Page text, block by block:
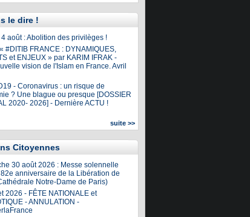
le dire !
4 août : Abolition des privilèges !
#DITIB FRANCE : DYNAMIQUES,
et ENJEUX » par KARIM IFRAK -
vision de l'Islam en France. Avril
- Coronavirus : un risque de
? Une blague ou presque [DOSSIER
2020- 2026] - Dernière ACTU !
suite >>
Citoyennes
30 août 2026 : Messe solennelle
anniversaire de la Libération de
Notre-Dame de Paris)
2026 - FÊTE NATIONALE et
- ANNULATION -